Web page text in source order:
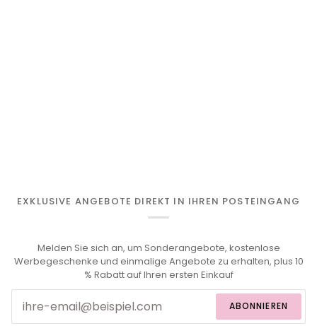
EXKLUSIVE ANGEBOTE DIREKT IN IHREN POSTEINGANG
Melden Sie sich an, um Sonderangebote, kostenlose
Werbegeschenke und einmalige Angebote zu erhalten, plus 10
% Rabatt auf Ihren ersten Einkauf
ABONNIEREN